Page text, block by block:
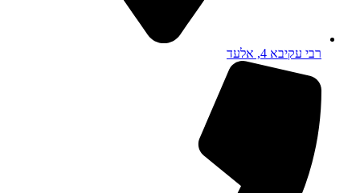
רבי עקיבא 4, אלעד